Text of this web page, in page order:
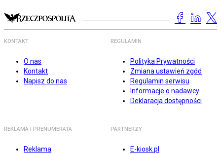
KONTAKT
O nas
Kontakt
Napisz do nas
REGULAMIN
Polityka Prywatności
Zmiana ustawień zgód
Regulamin serwisu
Informacje o nadawcy
Deklaracja dostępności
REKLAMA I PRENUMERATA
Reklama
PARTNERZY
E-kiosk.pl